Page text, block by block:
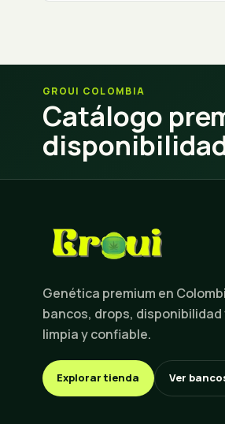
GROUI COLOMBIA
Catálogo
Genética premium en
bancos, drops,
limpia y confiable.
Explorar tienda Ver